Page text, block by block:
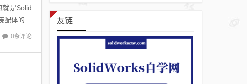
就是Solid
体的学
0条评论
友链